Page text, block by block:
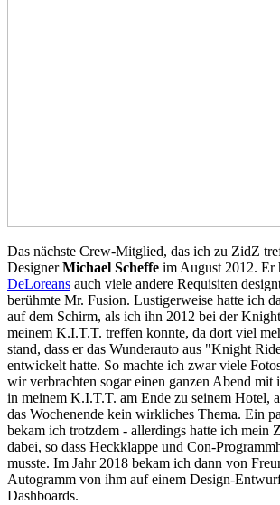
Das nächste Crew-Mitglied, das ich zu ZidZ
DesignerMichael Scheffe im August 2012. Er
DeLoreans auch viele andere Requisiten
berühmte Mr. Fusion. Lustigerweise hatte ich
auf dem Schirm, als ich ihn 2012 bei der
meinem K.I.T.T. treffen konnte, da dort viel
stand, dass er das Wunderauto aus "Knight
entwickelt hatte. So machte ich zwar viele
wir verbrachten sogar einen ganzen Abend
in meinem K.I.T.T. am Ende zu seinem Hotel,
das Wochenende kein wirkliches Thema. Ein
bekam ich trotzdem - allerdings hatte ich mein
dabei, so dass Heckklappe und Con-
musste. Im Jahr 2018 bekam ich dann von
Autogramm von ihm auf einem Design-
Dashboards.